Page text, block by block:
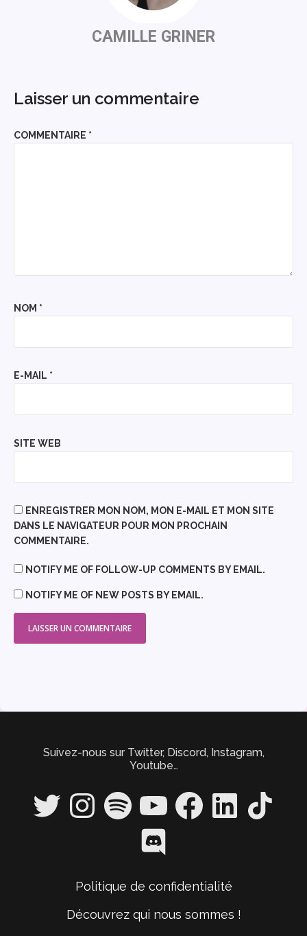
CAMILLE GRINER
Laisser un commentaire
COMMENTAIRE *
NOM *
E-MAIL *
SITE WEB
ENREGISTRER MON NOM, MON E-MAIL ET MON SITE
DANS LE NAVIGATEUR POUR MON PROCHAIN
COMMENTAIRE.
NOTIFY ME OF FOLLOW-UP COMMENTS BY EMAIL.
NOTIFY ME OF NEW POSTS BY EMAIL.
Suivez-nous sur Twitter, Discord, Instagram,
Youtube…
Twitter InstagramSpotify YouTube FacebookLinkedIn TikTok
Discord
Politique de confidentialité
Découvrez qui nous sommes !